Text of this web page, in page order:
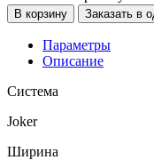
В корзину Заказать в
Параметры
Описание
Система
Joker
Ширина